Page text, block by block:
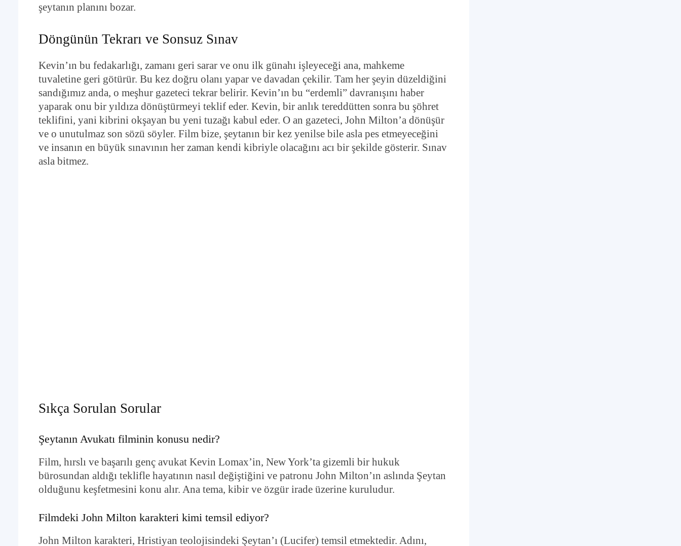
şeytanın planını bozar.
Döngünün Tekrarı ve Sonsuz Sınav
Kevin’ın bu fedakarlığı, zamanı geri sarar ve onu ilk günahı işleyeceği ana, mahkeme
tuvaletine geri götürür. Bu kez doğru olanı yapar ve davadan çekilir. Tam her şeyin düzeldiğini
sandığımız anda, o meşhur gazeteci tekrar belirir. Kevin’ın bu “erdemli” davranışını haber
yaparak onu bir yıldıza dönüştürmeyi teklif eder. Kevin, bir anlık tereddütten sonra bu şöhret
teklifini, yani kibrini okşayan bu yeni tuzağı kabul eder. O an gazeteci, John Milton’a dönüşür
ve o unutulmaz son sözü söyler. Film bize, şeytanın bir kez yenilse bile asla pes etmeyeceğini
ve insanın en büyük sınavının her zaman kendi kibriyle olacağını acı bir şekilde gösterir. Sınav
asla bitmez.
Sıkça Sorulan Sorular
Şeytanın Avukatı filminin konusu nedir?
Film, hırslı ve başarılı genç avukat Kevin Lomax’in, New York’ta gizemli bir hukuk
bürosundan aldığı teklifle hayatının nasıl değiştiğini ve patronu John Milton’ın aslında Şeytan
olduğunu keşfetmesini konu alır. Ana tema, kibir ve özgür irade üzerine kuruludur.
Filmdeki John Milton karakteri kimi temsil ediyor?
John Milton karakteri, Hristiyan teolojisindeki Şeytan’ı (Lucifer) temsil etmektedir. Adını,